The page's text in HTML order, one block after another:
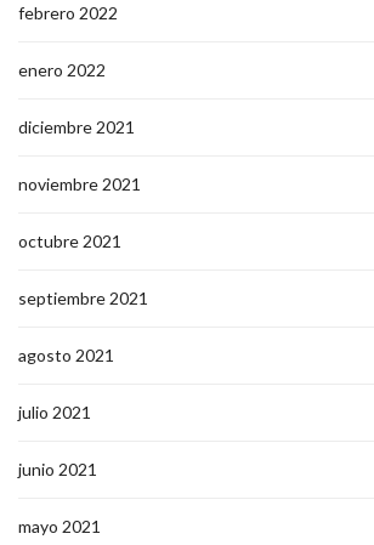
febrero 2022
enero 2022
diciembre 2021
noviembre 2021
octubre 2021
septiembre 2021
agosto 2021
julio 2021
junio 2021
mayo 2021